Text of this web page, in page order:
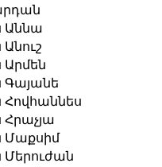
Աննա
Արմեն
Գայանե
Հովհաննես
Հրաչյա
Մաքսիմ
Մերուժան